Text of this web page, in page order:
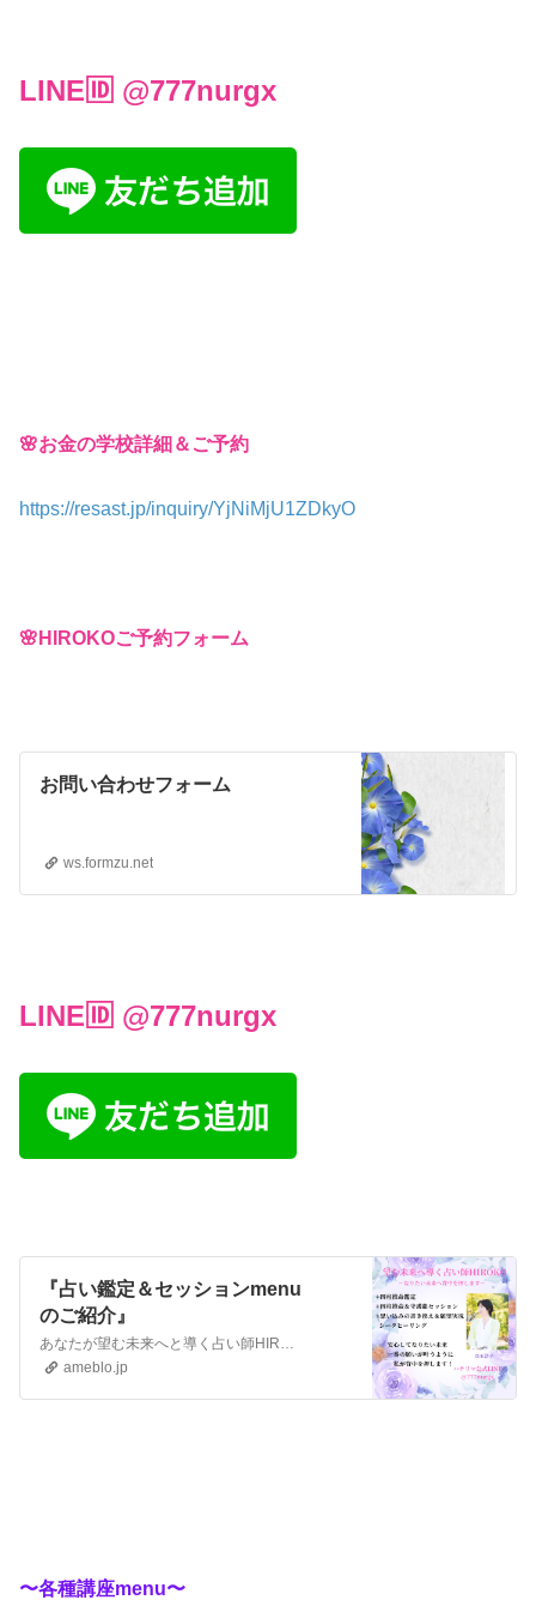
LINE🆔 @777nurgx
🌸お金の学校詳細＆ご予約
https://resast.jp/inquiry/YjNiMjU1ZDkyO
🌸HIROKOご予約フォーム
お問い合わせフォーム
ws.formzu.net
LINE🆔 @777nurgx
『占い鑑定＆セッションmenu
のご紹介』
あなたが望む未来へと導く占い師HIROKOです✨占い鑑定menuが新しくなりましたのでご紹介させていただきます😌 ​【占い鑑定menuのご紹介】✳︎四柱…
ameblo.jp
〜各種講座menu〜